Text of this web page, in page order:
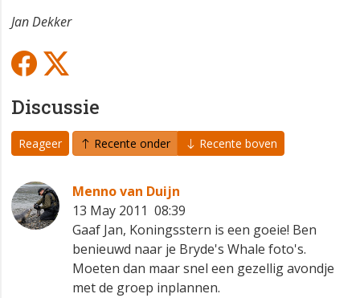
Jan Dekker
Discussie
Reageer Recente onder Recente boven
Menno van Duijn
13 May 2011 08:39
Gaaf Jan, Koningsstern is een goeie! Ben
benieuwd naar je Bryde's Whale foto's.
Moeten dan maar snel een gezellig avondje
met de groep inplannen.